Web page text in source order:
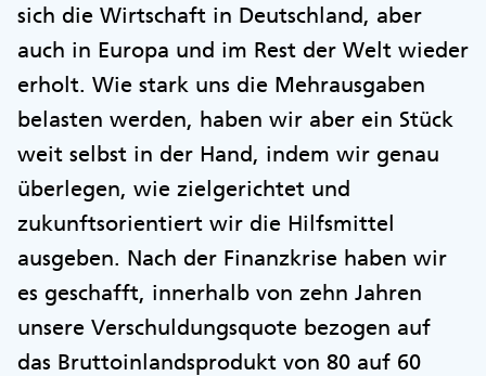
sich die Wirtschaft in Deutschland, aber
auch in Europa und im Rest der Welt wieder
erholt. Wie stark uns die Mehrausgaben
belasten werden, haben wir aber ein Stück
weit selbst in der Hand, indem wir genau
überlegen, wie zielgerichtet und
zukunftsorientiert wir die Hilfsmittel
ausgeben. Nach der Finanzkrise haben wir
es geschafft, innerhalb von zehn Jahren
unsere Verschuldungsquote bezogen auf
das Bruttoinlandsprodukt von 80 auf 60